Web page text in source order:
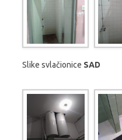
Slike svlačionice SAD